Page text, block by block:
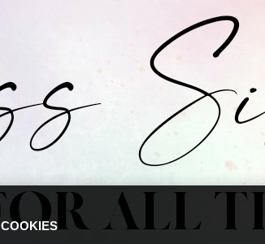
COOKIES